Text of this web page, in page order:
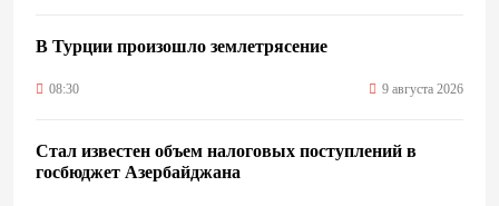
В Турции произошло землетрясение
08:30 9 августа 2026
Стал известен объем налоговых поступлений в
госбюджет Азербайджана